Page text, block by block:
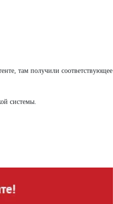
там получили соответствующее
системы.